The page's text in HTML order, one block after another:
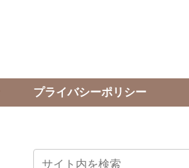
プライバシーポリシー